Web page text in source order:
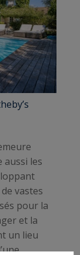
aussi les
vastes
pour la
et la
un lieu